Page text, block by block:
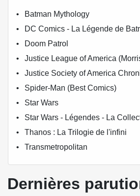
Batman Mythology
DC Comics - La Légende de
Doom Patrol
Justice League of America
Justice Society of America
Spider-Man (Best Comics)
Star Wars
Star Wars - Légendes - La
Thanos : La Trilogie de l'infini
Transmetropolitan
Dernières